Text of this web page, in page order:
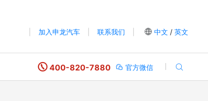
加入申龙汽车 联系我们 中文 / 英文
400-820-7880 官方微信